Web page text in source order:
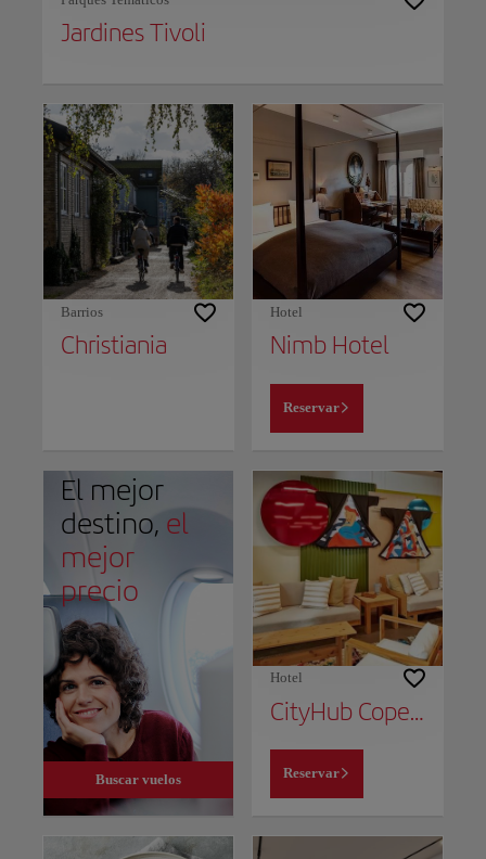
Jardines Tivoli
Barrios
Christiania
Hotel
Nimb Hotel
Reservar
El mejor
destino, el
mejor
precio
Buscar vuelos
Hotel
CityHub Copenhagen
Reservar